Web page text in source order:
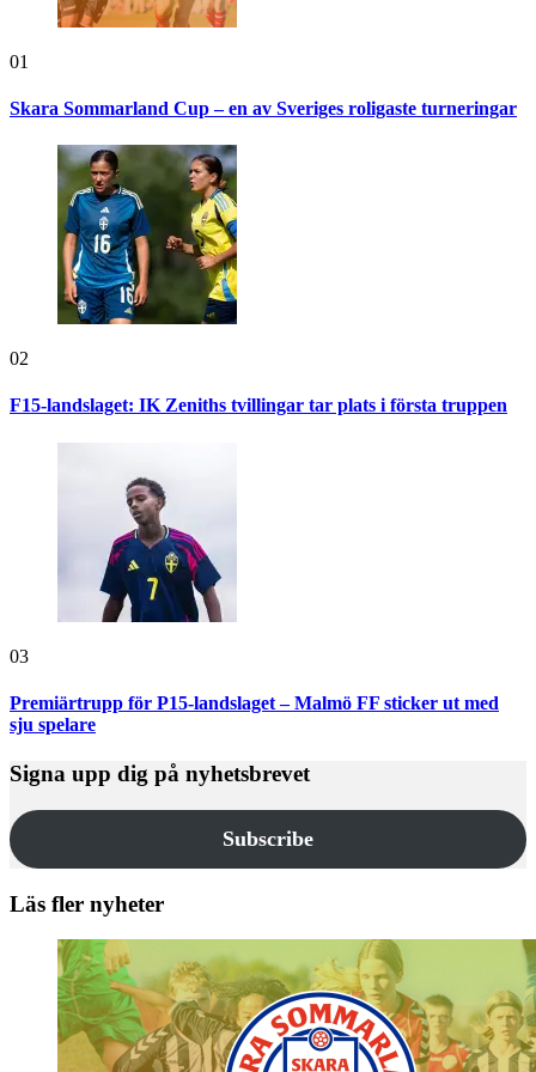
01
Skara Sommarland Cup – en av Sveriges roligaste turneringar
02
F15-landslaget: IK Zeniths tvillingar tar plats i första truppen
03
Premiärtrupp för P15-landslaget – Malmö FF sticker ut med
sju spelare
Signa upp dig på nyhetsbrevet
Subscribe
Läs fler nyheter